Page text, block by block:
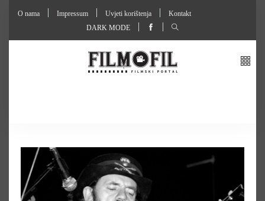
O nama Impressum Uvjeti korištenja
Kontakt
DARK MODE